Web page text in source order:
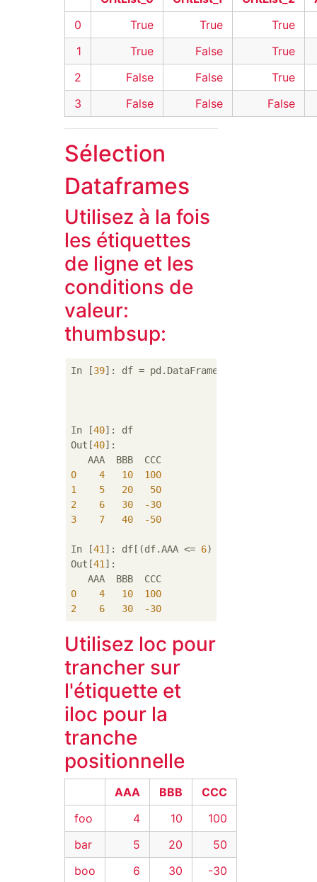
0
True True
True
1
True False
True
2
False False
True
3
False False False
Sélection
Dataframes
Utilisez à la fois
les étiquettes
de ligne et les
conditions de
valeur:
thumbsup:
In [39]: df = pd.DataFrame({
In [40]: df
Out[40]:
0
4 10
100
1
5 20
50
2
6 30
-30
3
7 40 -50
In [41 ]: df[(df.AAA <= 6) &
Out[41 ]:
0
4 10
100
2
6 30 -30
Utilisez loc pour
trancher sur
l'étiquette et
iloc pour la
tranche
positionnelle
AAA BBB
CCC
foo
4 10
100
bar
5 20
50
boo
6 30
-30